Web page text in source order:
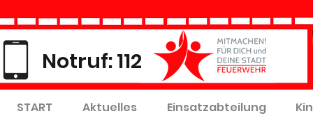
Notruf: 112
START Aktuelles Einsatzabteilung